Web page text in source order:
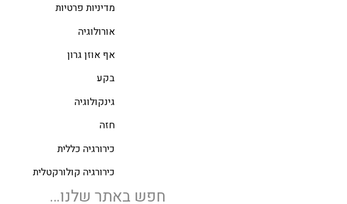
מדיניות פרטיות
אורולוגיה
אף אוזן גרון
בקע
גינקולוגיה
חזה
כירורגיה כללית
כירורגיה קולורקטלית
חפש